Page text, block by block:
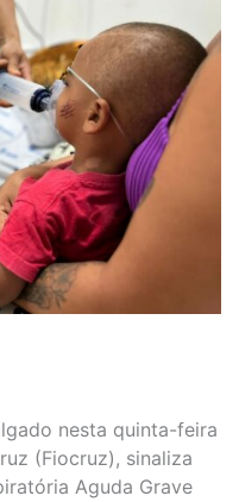
nesta quinta-feira
(Fiocruz), sinaliza
Aguda Grave